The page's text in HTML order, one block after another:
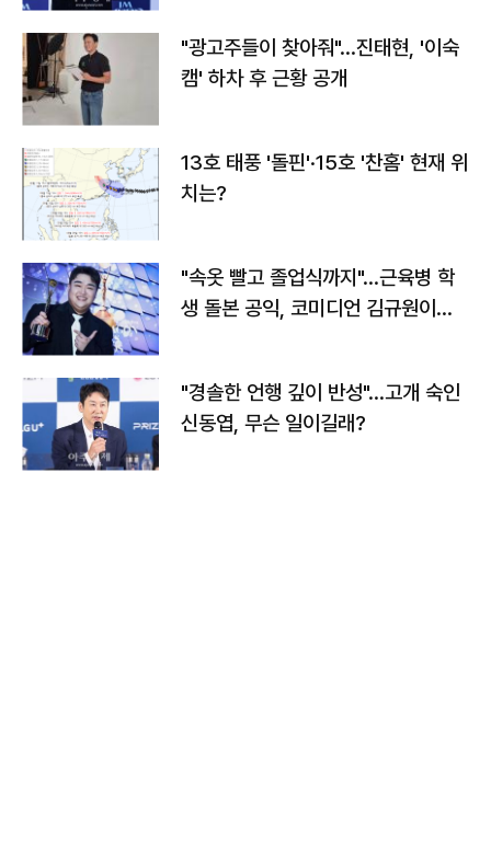
"광고주들이 찾아줘"…진태현, '이숙
캠' 하차 후 근황 공개
13호 태풍 '돌핀'·15호 '찬홈' 현재 위
치는?
"속옷 빨고 졸업식까지"…근육병 학
생 돌본 공익, 코미디언 김규원이었
"경솔한 언행 깊이 반성"…고개 숙인
신동엽, 무슨 일이길래?